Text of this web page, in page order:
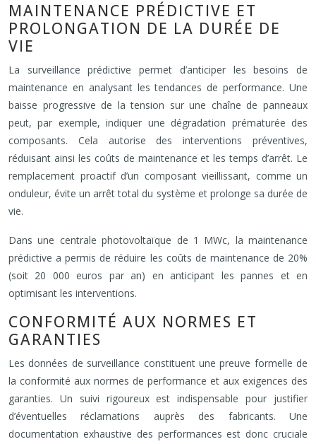
MAINTENANCE PRÉDICTIVE ET
PROLONGATION DE LA DURÉE DE
VIE
La surveillance prédictive permet d’anticiper les besoins de
maintenance en analysant les tendances de performance. Une
baisse progressive de la tension sur une chaîne de panneaux
peut, par exemple, indiquer une dégradation prématurée des
composants. Cela autorise des interventions préventives,
réduisant ainsi les coûts de maintenance et les temps d’arrêt. Le
remplacement proactif d’un composant vieillissant, comme un
onduleur, évite un arrêt total du système et prolonge sa durée de
vie.
Dans une centrale photovoltaïque de 1 MWc, la maintenance
prédictive a permis de réduire les coûts de maintenance de 20%
(soit 20 000 euros par an) en anticipant les pannes et en
optimisant les interventions.
CONFORMITÉ AUX NORMES ET
GARANTIES
Les données de surveillance constituent une preuve formelle de
la conformité aux normes de performance et aux exigences des
garanties. Un suivi rigoureux est indispensable pour justifier
d’éventuelles réclamations auprès des fabricants. Une
documentation exhaustive des performances est donc cruciale